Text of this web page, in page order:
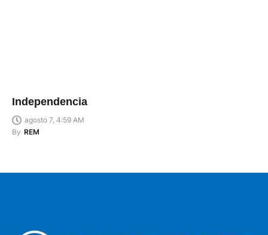
Independencia
agosto 7, 4:59 AM
By REM